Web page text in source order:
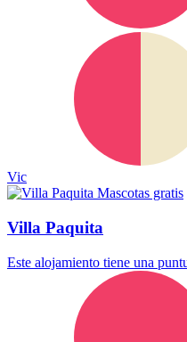
Vic
Mascotas gratis
Villa Paquita
Este alojamiento tiene una